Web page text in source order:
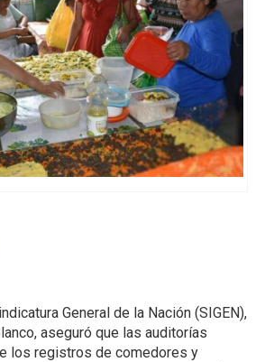
General de la Nación (SIGEN),
aseguró que las auditorías
los registros de comedores y